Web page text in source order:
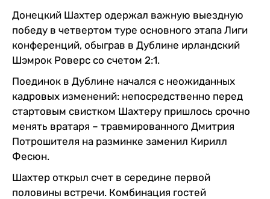
Донецкий Шахтер одержал важную выездную
победу в четвертом туре основного этапа Лиги
конференций, обыграв в Дублине ирландский
Шэмрок Роверс со счетом 2:1.
Поединок в Дублине начался с неожиданных
кадровых изменений: непосредственно перед
стартовым свистком Шахтеру пришлось срочно
менять вратаря – травмированного Дмитрия
Потрошителя на разминке заменил Кирилл
Фесюн.
Шахтер открыл счет в середине первой
половины встречи. Комбинация гостей